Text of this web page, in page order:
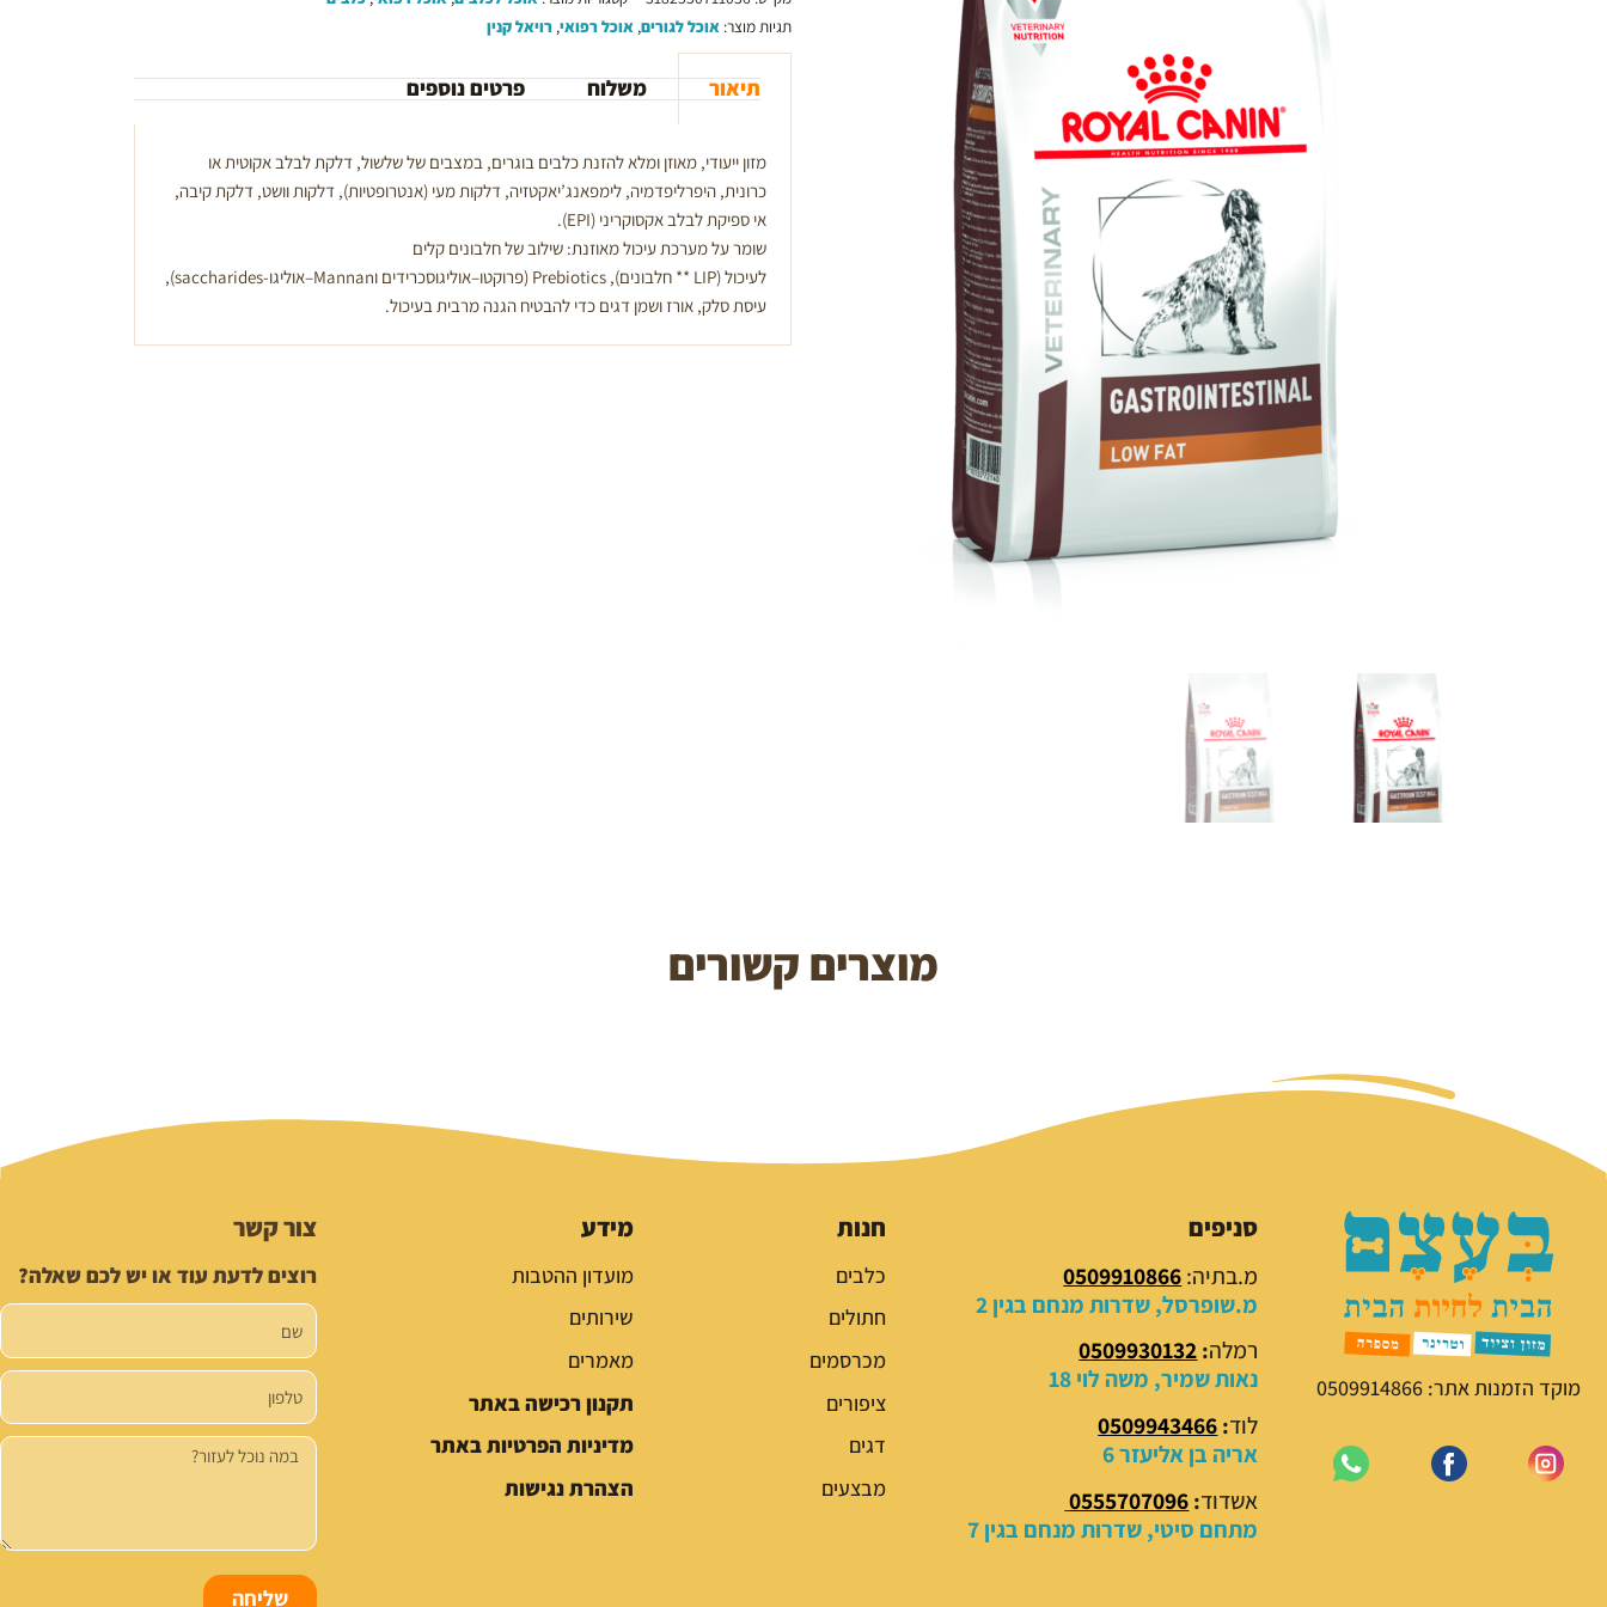
דל
שומן
3.5
קילו
תגיות מוצר: אוכל לגורים, אוכל רפואי, רויאל קנין
תיאור משלוח פרטים נוספים
מזון ייעודי, מאוזן ומלא להזנת כלבים בוגרים, במצבים של שלשול, דלקת לבלב אקוטית או
כרונית, היפרליפדמיה, לימפאנג’יאקטזיה, דלקות מעי (אנטרופטיות), דלקות וושט, דלקת קיבה,
אי ספיקת לבלב אקסוקריני (EPI
).
שומר על מערכת עיכול מאוזנת: שילוב של חלבונים קלים
לעיכול (LIP ** חלבונים), Prebiotics (פרוקטו–אוליגוסכרידים וMannan–אוליגו-saccharides),
עיסת סלק, אורז ושמן דגים כדי להבטיח הגנה מרבית בעיכול.
מוצרים קשורים
מוקד הזמנות אתר: 0509914866
סניפים
מ.בתיה:0509910866
מ.שופרסל, שדרות מנחם בגין 2
רמלה:
0509930132
נאות שמיר, משה לוי 18
לוד:
0509943466
אריה בן אליעזר 6
אשדוד:
0555707096
מתחם סיטי, שדרות מנחם בגין 7
חנות
כלבים
חתולים
מכרסמים
ציפורים
דגים
מבצעים
מידע
מועדון ההטבות
שירותים
מאמרים
תקנון רכישה באתר
מדיניות הפרטיות באתר
הצהרת נגישות
צור קשר
רוצים לדעת עוד או יש לכם שאלה?
שם
טלפון
הודעה
שליחה